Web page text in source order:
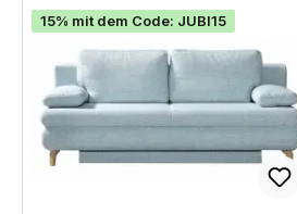
15% mit dem Code: JUBI15